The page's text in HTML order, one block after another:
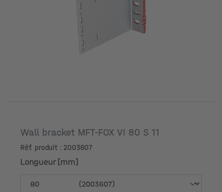
Wall bracket MFT-FOX VI 80 S 11
Réf. produit : 2003607
Longueur [mm]